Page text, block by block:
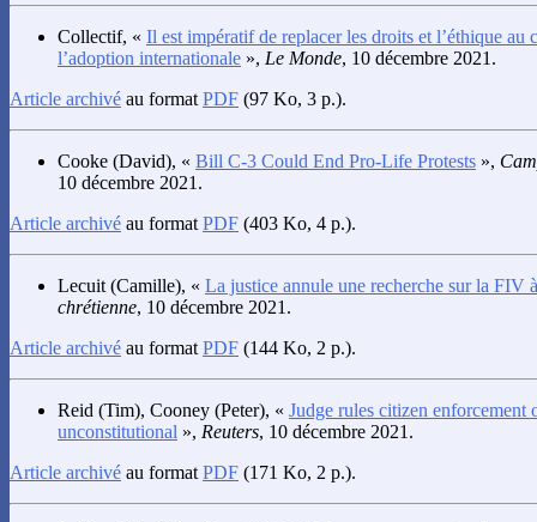
Collectif, « Il est impératif de replacer les droits et l’éthique au
l’adoption internationale », Le Monde, 10 décembre 2021.
Article archivé au format PDF (97 Ko, 3 p.).
Cooke (David), « Bill C-3 Could End Pro-Life Protests »,
10 décembre 2021.
Article archivé au format PDF (403 Ko, 4 p.).
Lecuit (Camille), « La justice annule une recherche sur la FIV
chrétienne, 10 décembre 2021.
Article archivé au format PDF (144 Ko, 2 p.).
Reid (Tim), Cooney (Peter), « Judge rules citizen enforcement
unconstitutional », Reuters, 10 décembre 2021.
Article archivé au format PDF (171 Ko, 2 p.).